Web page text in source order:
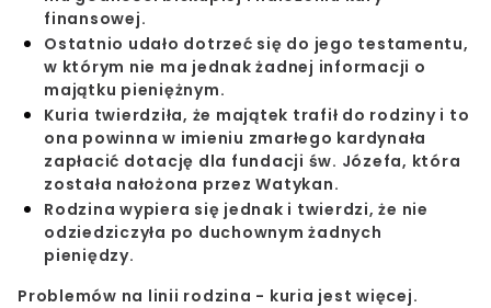
finansowej.
Ostatnio udało dotrzeć się do jego testamentu,
w którym nie ma jednak żadnej informacji o
majątku pieniężnym.
Kuria twierdziła, że majątek trafił do rodziny i to
ona powinna w imieniu zmarłego kardynała
zapłacić dotację dla fundacji św. Józefa, która
została nałożona przez Watykan.
Rodzina wypiera się jednak i twierdzi, że nie
odziedziczyła po duchownym żadnych
pieniędzy.
Problemów na linii rodzina - kuria jest więcej.